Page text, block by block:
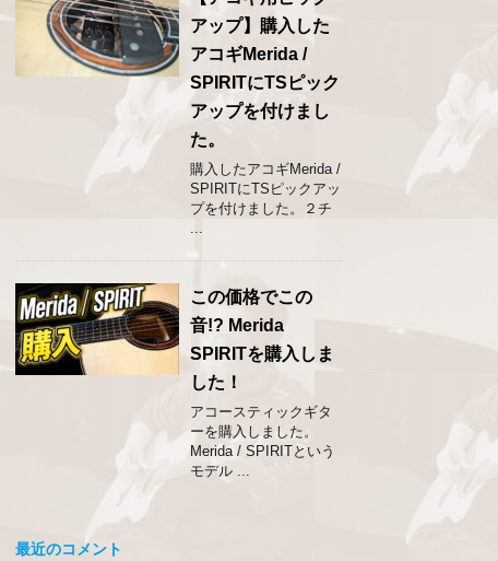
アップ】購入した
アコギMerida /
SPIRITにTSピック
アップを付けまし
た。
購入したアコギMerida /
SPIRITにTSピックアッ
プを付けました。２チ
...
この価格でこの
音!? Merida
SPIRITを購入しま
した！
アコースティックギタ
ーを購入しました。
Merida / SPIRITという
モデル ...
最近のコメント